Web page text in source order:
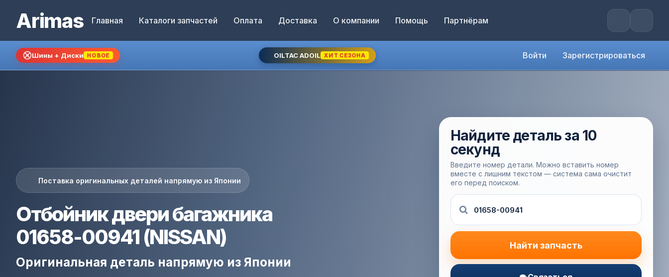
Arimas Главная Каталоги запчастей Оплата Доставка О компании Помощь Партнёрам
Шины + Диски НОВОЕ OILTAC ADOIL ХИТ СЕЗОНА Войти Зарегистрироваться
Поставка оригинальных деталей напрямую из Японии
Отбойник двери багажника
01658-00941 (NISSAN)
Оригинальная деталь напрямую из Японии
Найдите деталь за 10
секунд
Введите номер детали. Можно вставить номер
вместе с лишним текстом — система сама очистит
его перед поиском.
Найти запчасть